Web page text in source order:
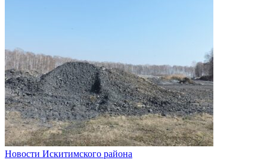
Новости Искитимского района